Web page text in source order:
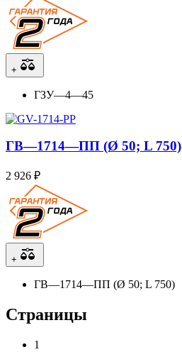
+
ГЗУ—4—45
ГВ—1714—ПП (Ø 50; L 750)
2 926 ₽
+
ГВ—1714—ПП (Ø 50; L 750)
Страницы
1